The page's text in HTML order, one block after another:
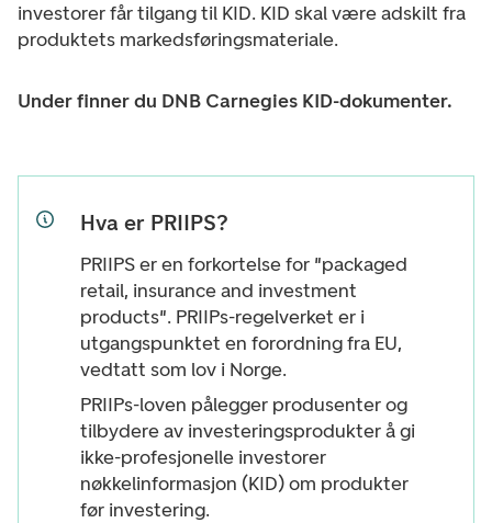
investorer får tilgang til KID. KID skal være adskilt fra
produktets markedsføringsmateriale.
Under finner du DNB Carnegies KID-dokumenter.
Hva er PRIIPS?
PRIIPS er en forkortelse for "packaged
retail, insurance and investment
products". PRIIPs-regelverket er i
utgangspunktet en forordning fra EU,
vedtatt som lov i Norge.
PRIIPs-loven pålegger produsenter og
tilbydere av investeringsprodukter å gi
ikke-profesjonelle investorer
nøkkelinformasjon (KID) om produkter
før investering.